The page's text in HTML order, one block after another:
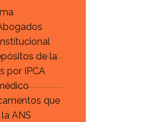
de la
por IPCA
que
ANS